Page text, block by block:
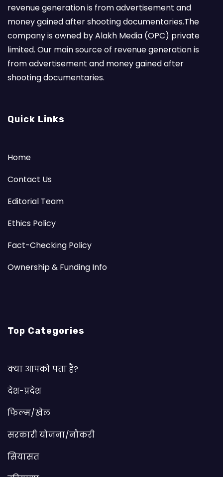
revenue generation is from advertisement and
money gained after shooting documentaries.The
company is owned by Alakh Media (OPC) private
limited. Our main source of revenue generation is
from advertisement and money gained after
shooting documentaries.
Quick Links
Home
Contact Us
Editorial Team
Ethics Policy
Fact-Checking Policy
Ownership & Funding Info
Top Categories
क्या आपको पता हैं?
देश-प्रदेश
फिल्म/खेल
सरकारी योजना/नौकरी
सियासत